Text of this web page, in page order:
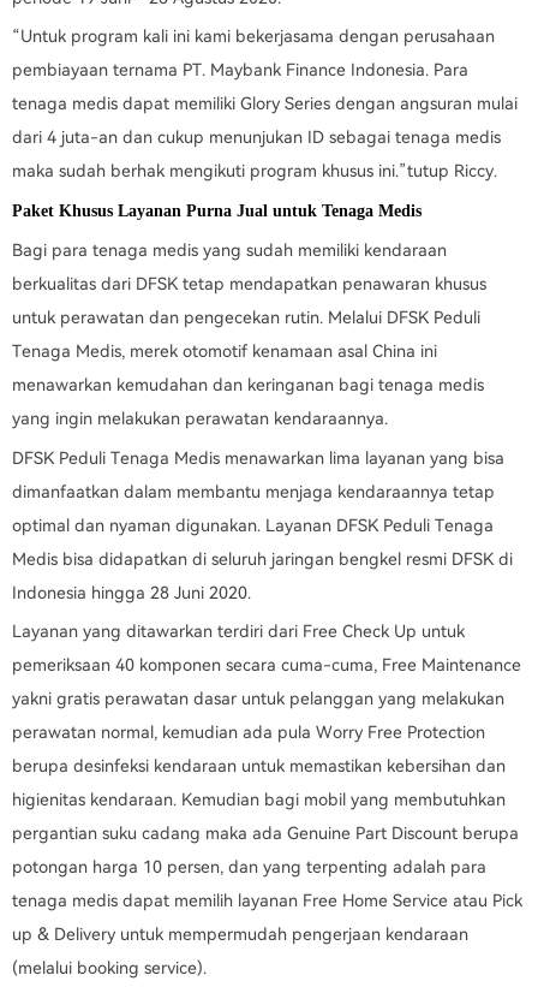
“Untuk program kali ini kami bekerjasama dengan perusahaan
pembiayaan ternama PT. Maybank Finance Indonesia. Para
tenaga medis dapat memiliki Glory Series dengan angsuran mulai
dari 4 juta-an dan cukup menunjukan ID sebagai tenaga medis
maka sudah berhak mengikuti program khusus ini.”tutup Riccy.
Paket Khusus Layanan Purna Jual untuk Tenaga Medis
Bagi para tenaga medis yang sudah memiliki kendaraan
berkualitas dari DFSK tetap mendapatkan penawaran khusus
untuk perawatan dan pengecekan rutin. Melalui DFSK Peduli
Tenaga Medis, merek otomotif kenamaan asal China ini
menawarkan kemudahan dan keringanan bagi tenaga medis
yang ingin melakukan perawatan kendaraannya.
DFSK Peduli Tenaga Medis menawarkan lima layanan yang bisa
dimanfaatkan dalam membantu menjaga kendaraannya tetap
optimal dan nyaman digunakan. Layanan DFSK Peduli Tenaga
Medis bisa didapatkan di seluruh jaringan bengkel resmi DFSK di
Indonesia hingga 28 Juni 2020.
Layanan yang ditawarkan terdiri dari Free Check Up untuk
pemeriksaan 40 komponen secara cuma-cuma, Free Maintenance
yakni gratis perawatan dasar untuk pelanggan yang melakukan
perawatan normal, kemudian ada pula Worry Free Protection
berupa desinfeksi kendaraan untuk memastikan kebersihan dan
higienitas kendaraan. Kemudian bagi mobil yang membutuhkan
pergantian suku cadang maka ada Genuine Part Discount berupa
potongan harga 10 persen, dan yang terpenting adalah para
tenaga medis dapat memilih layanan Free Home Service atau Pick
up & Delivery untuk mempermudah pengerjaan kendaraan
(melalui booking service).